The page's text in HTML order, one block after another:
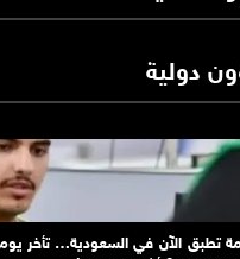
دولية
تطبق الآن في السعودية… تأخر يوم